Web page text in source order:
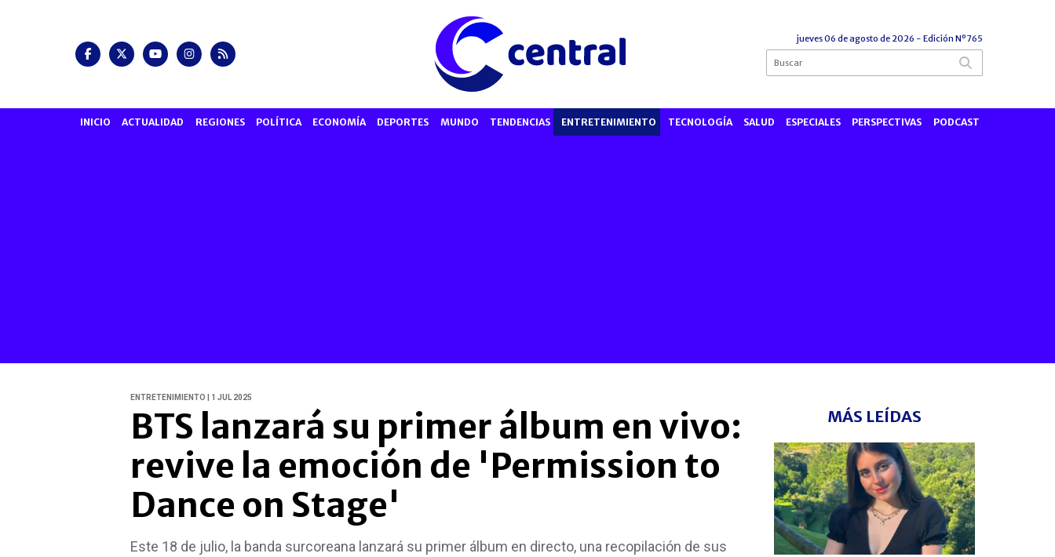
jueves 06 de agosto de 2026 - Edición Nº765
INICIO ACTUALIDAD REGIONES POLÍTICA ECONOMÍA DEPORTES MUNDO TENDENCIAS ENTRETENIMIENTO TECNOLOGÍA SALUD ESPECIALES PERSPECTIVAS PODCAST
ENTRETENIMIENTO | 1 JUL 2025
BTS lanzará su primer álbum en vivo:
revive la emoción de 'Permission to
Dance on Stage'
Este 18 de julio, la banda surcoreana lanzará su primer álbum en directo, una recopilación de sus
MÁS LEÍDAS